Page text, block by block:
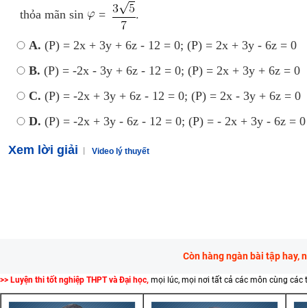
thỏa mãn sin
= .
A. (P) = 2x + 3y + 6z - 12 = 0; (P) = 2x + 3y - 6z = 0
B. (P) = -2x - 3y + 6z - 12 = 0; (P) = 2x + 3y + 6z = 0
C. (P) = -2x + 3y + 6z - 12 = 0; (P) = 2x - 3y + 6z = 0
D. (P) = -2x + 3y - 6z - 12 = 0; (P) = - 2x + 3y - 6z = 0
Xem lời giải Video lý thuyết
Còn hàng ngàn bài tập hay,
>> Luyện thi tốt nghiệp THPT và Đại học, mọi lúc, mọi nơi tất cả các môn cùng các